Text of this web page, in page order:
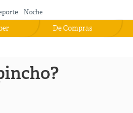
Noche
De Compras